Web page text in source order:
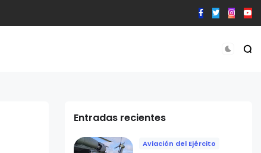
Entradas recientes
Aviación del Ejército